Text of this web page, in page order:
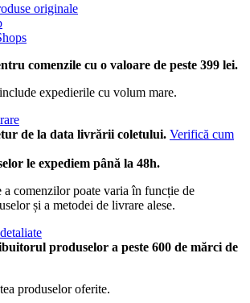
originale
comenzile cu o valoare de peste 399 lei.
expedierile cu volum mare.
de la data livrării coletului. Verifică cum
le expediem până la 48h.
a comenzilor poate varia în funcție de
și a metodei de livrare alese.
produselor a peste 600 de mărci de
produselor oferite.